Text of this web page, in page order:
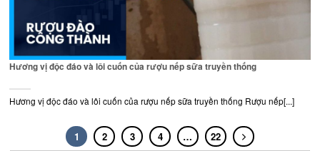
Hương vị độc đáo và lôi cuốn của rượu nếp sữa truyền thống
Hương vị độc đáo và lôi cuốn của rượu nếp sữa truyền thống Rượu nếp[...]
1 2 3 4 … 22